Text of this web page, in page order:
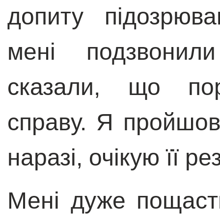
допиту
мені
сказали, що
справу. Я
наразі, очікую її
Мені дуже